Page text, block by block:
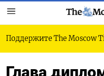
Поддержите The Moscow
Глава